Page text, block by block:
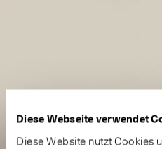
Diese Webseite verwendet
Diese Website nutzt Cookies